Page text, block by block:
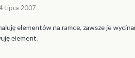
Lipca 2007
elementów na ramce, zawsze je
element.